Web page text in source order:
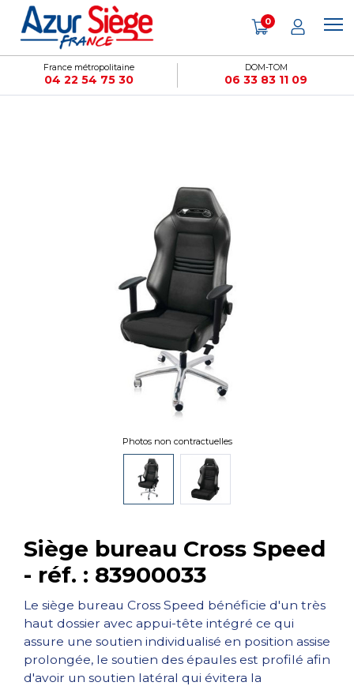
France métropolitaine
04 22 54 75 30
DOM-TOM
06 33 83 11 09
0
Siège bureau Cross Speed
- réf. : 83900033
Le siège bureau Cross Speed bénéficie d'un très
haut dossier avec appui-tête intégré ce qui
assure une soutien individualisé en position assise
prolongée, le soutien des épaules est profilé afin
d'avoir un soutien latéral qui évitera la
Photos non contractuelles
Panneau de gestion des cookies